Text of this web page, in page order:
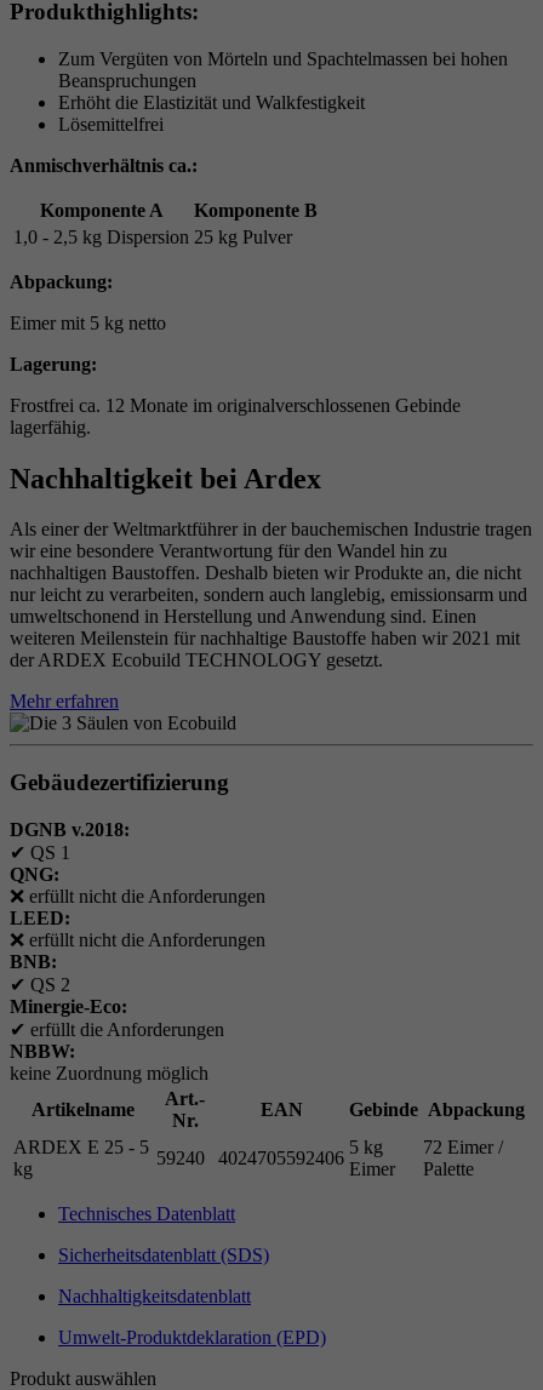
Produkthighlights:
Zum Vergüten von Mörteln und Spachtelmassen bei hohen
Beanspruchungen
Erhöht die Elastizität und Walkfestigkeit
Lösemittelfrei
Anmischverhältnis ca.:
Komponente A
Komponente B
1,0 - 2,5 kg Dispersion 25 kg Pulver
Abpackung:
Eimer mit 5 kg netto
Lagerung:
Frostfrei ca. 12 Monate im originalverschlossenen Gebinde
lagerfähig.
Nachhaltigkeit bei Ardex
Als einer der Weltmarktführer in der bauchemischen Industrie tragen
wir eine besondere Verantwortung für den Wandel hin zu
nachhaltigen Baustoffen. Deshalb bieten wir Produkte an, die nicht
nur leicht zu verarbeiten, sondern auch langlebig, emissionsarm und
umweltschonend in Herstellung und Anwendung sind. Einen
weiteren Meilenstein für nachhaltige Baustoffe haben wir 2021 mit
der ARDEX Ecobuild TECHNOLOGY gesetzt.
Mehr erfahren
Gebäudezertifizierung
DGNB v.2018:
✔ QS 1
QNG:
❌ erfüllt nicht die Anforderungen
LEED:
❌ erfüllt nicht die Anforderungen
BNB:
✔ QS 2
Minergie-Eco:
✔ erfüllt die Anforderungen
NBBW:
keine Zuordnung möglich
Artikelname
Art.-
Nr.
EAN Gebinde Abpackung
ARDEX E 25 - 5
kg
59240 4024705592406
5 kg
Eimer
72 Eimer /
Palette
Technisches Datenblatt
Sicherheitsdatenblatt (SDS)
Nachhaltigkeitsdatenblatt
Umwelt-Produktdeklaration (EPD)
Produkt auswählen